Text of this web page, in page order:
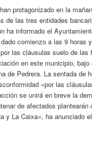
protagonizado en la
de las tres entidades
ha informado el
comienzo a las 9 horas
las cláusulas suelo de las
en este municipio, bajo
de Pedrera. La sentada de
«por las
se unirá en breve la
de afectados plantearán
y La Caixa», ha anunciado